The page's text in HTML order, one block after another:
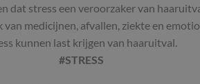
dat stress een veroorzaker van
medicijnen, afvallen, ziekte en
kunnen last krijgen van haaruitval.
#STRESS